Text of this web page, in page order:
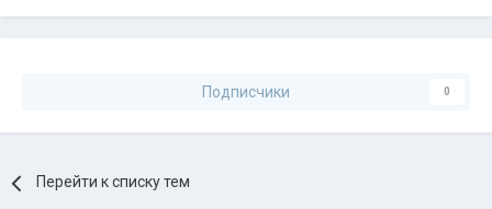
Подписчики 0
Перейти к списку тем